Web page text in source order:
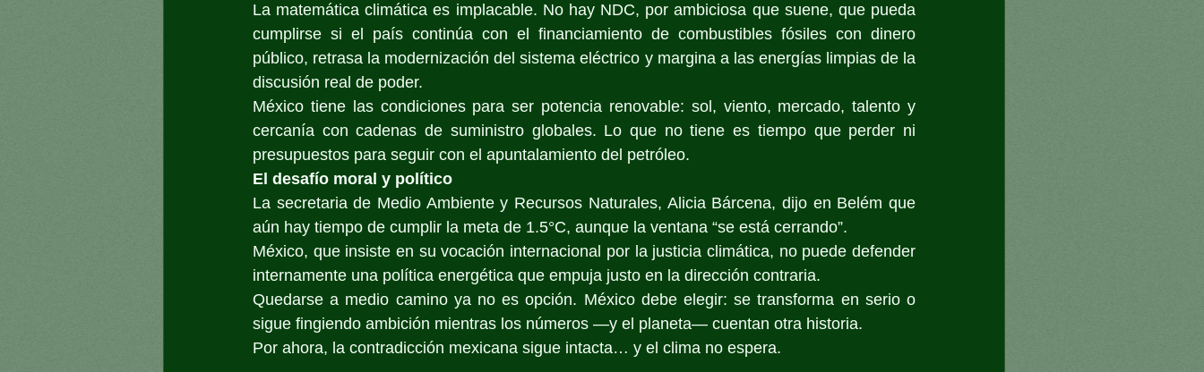
La matemática climática es implacable. No hay NDC, por ambiciosa que suene, que pueda
cumplirse si el país continúa con el financiamiento de combustibles fósiles con dinero
público, retrasa la modernización del sistema eléctrico y margina a las energías limpias de la
discusión real de poder.
México tiene las condiciones para ser potencia renovable: sol, viento, mercado, talento y
cercanía con cadenas de suministro globales. Lo que no tiene es tiempo que perder ni
presupuestos para seguir con el apuntalamiento del petróleo.
El desafío moral y político
La secretaria de Medio Ambiente y Recursos Naturales, Alicia Bárcena, dijo en Belém que
aún hay tiempo de cumplir la meta de 1.5°C, aunque la ventana “se está cerrando”.
México, que insiste en su vocación internacional por la justicia climática, no puede defender
internamente una política energética que empuja justo en la dirección contraria.
Quedarse a medio camino ya no es opción. México debe elegir: se transforma en serio o
sigue fingiendo ambición mientras los números —y el planeta— cuentan otra historia.
Por ahora, la contradicción mexicana sigue intacta… y el clima no espera.